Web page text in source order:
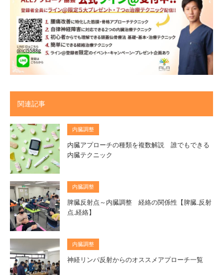
関連記事
内臓調整
内臓アプローチの種類を複数解説 誰でもできる
内臓テクニック
内臓調整
脾臓反射点～内臓調整 経絡の関係性【脾臓₋反射
点₋経絡】
内臓調整
神経リンパ反射からのオススメアプローチ一覧